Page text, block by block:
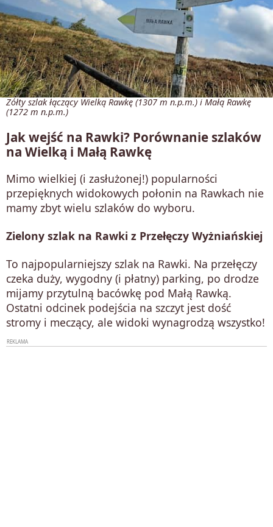
Żółty szlak łączący Wielką Rawkę (1307 m n.p.m.) i Małą Rawkę
(1272 m n.p.m.)
Jak wejść na Rawki? Porównanie szlaków
na Wielką i Małą Rawkę
Mimo wielkiej (i zasłużonej!) popularności
przepięknych widokowych połonin na Rawkach nie
mamy zbyt wielu szlaków do wyboru.
Zielony szlak na Rawki z Przełęczy Wyżniańskiej
To najpopularniejszy szlak na Rawki. Na przełęczy
czeka duży, wygodny (i płatny) parking, po drodze
mijamy przytulną bacówkę pod Małą Rawką.
Ostatni odcinek podejścia na szczyt jest dość
stromy i meczący, ale widoki wynagrodzą wszystko!